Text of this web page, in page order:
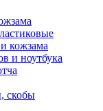
кожзама
и ноутбука
скобы